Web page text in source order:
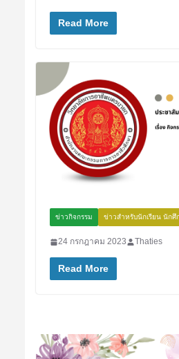
Read More
ข่าวกิจกรรม ข่าวสำหรับนักเรียน นักศึ
24 กรกฎาคม 2023 Thaties
Read More